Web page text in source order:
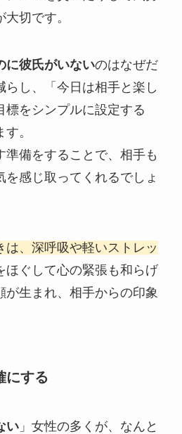
切です。
に彼氏がいないのはなぜだ
らし、「今日は相手と楽し
標をシンプルに設定する
。
準備をすることで、相手も
を感じ取ってくれるでしょ
は、深呼吸や軽いストレッ
ほぐして心の緊張も和らげ
が生まれ、相手からの印象
にする
い」女性の多くが、なんと